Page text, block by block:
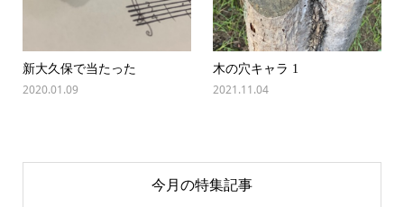
新大久保で当たった
2020.01.09
木の穴キャラ 1
2021.11.04
今月の特集記事